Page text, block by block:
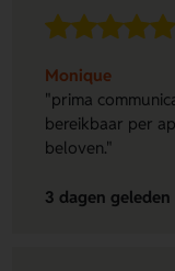
Monique
"prima
bereikbaar per
beloven."
3 dagen geleden